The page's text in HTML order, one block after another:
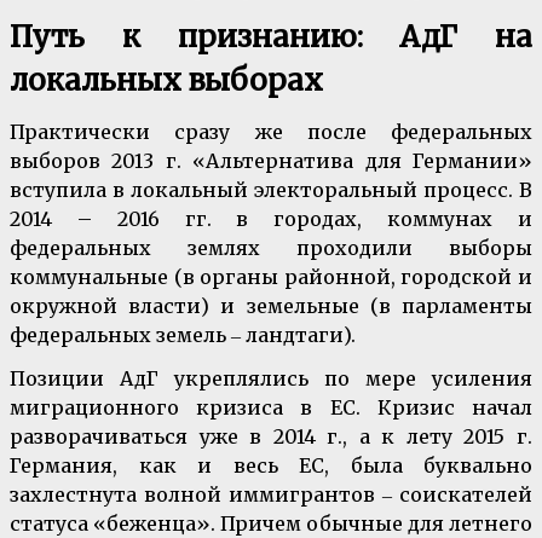
Путь к признанию: АдГ на
локальных выборах
Практически сразу же после федеральных
выборов 2013 г. «Альтернатива для Германии»
вступила в локальный электоральный процесс. В
2014 – 2016 гг. в городах, коммунах и
федеральных землях проходили выборы
коммунальные (в органы районной, городской и
окружной власти) и земельные (в парламенты
федеральных земель ‒ ландтаги).
Позиции АдГ укреплялись по мере усиления
миграционного кризиса в ЕС. Кризис начал
разворачиваться уже в 2014 г., а к лету 2015 г.
Германия, как и весь ЕС, была буквально
захлестнута волной иммигрантов ‒ соискателей
статуса «беженца». Причем обычные для летнего